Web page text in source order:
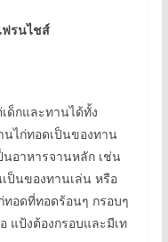
ฟรนไชส์
ด็กและทานได้ทั้ง
นไก่ทอดเป็นของทาน
นอาหารจานหลัก เช่น
ป็นของทานเล่น หรือ
อดที่ทอดร้อนๆ กรอบๆ
แป้งต้องกรอบและมีเท